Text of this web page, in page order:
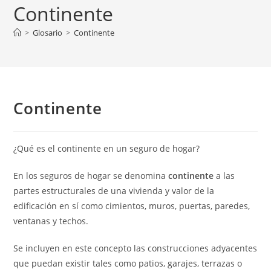
Continente
> Glosario > Continente
Continente
¿Qué es el continente en un seguro de hogar?
En los seguros de hogar se denominacontinente a las
partes estructurales de una vivienda y valor de la
edificación en sí como cimientos, muros, puertas, paredes,
ventanas y techos.
Se incluyen en este concepto las construcciones adyacentes
que puedan existir tales como patios, garajes, terrazas o